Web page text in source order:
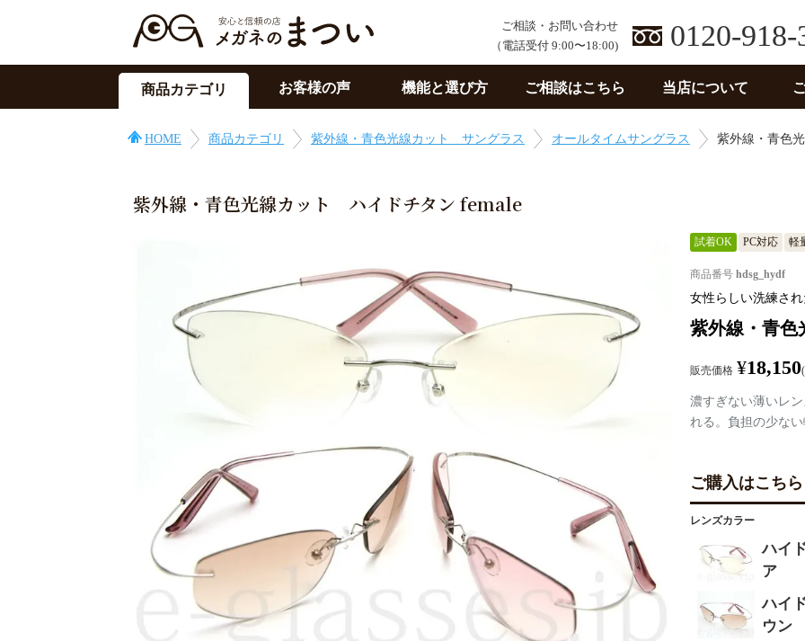
ご相談・お問い合わせ
（電話受付 9:00〜18:00)
0120-918-
商品カテゴリ
目の症状に
お客様の声 機能と選び方 ご相談はこちら 当店について
HOME 商品カテゴリ 紫外線・青色光線カット サングラス オールタイムサングラス 紫外線・青色
紫外線・青色光線カット ハイドチタン female
試着OK PC対応 軽
商品番号 hdsg_hydf
女性らしい洗練さ
紫外線・青
販売価格 ¥18,150
濃すぎない薄いレ
れる。負担の少な
ご購入はこちら
レンズカラー
ハイ
ア
ハイ
ウン